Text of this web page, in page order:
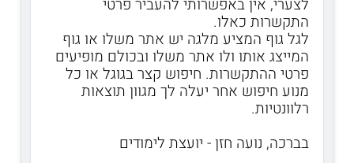
לצערי, אין באפשרותי להעביר פרטי
התקשרות כאלו.
לגל גוף המציע מלגה יש אתר משלו או גוף
המייצג אותו ולו אתר משלו ובכולם מופיעים
פרטי ההתקשרות. חיפוש קצר בגוגל או כל
מנוע חיפוש אחר יעלה לך מגוון תוצאות
רלוונטיות.
בברכה, נועה חזן - יועצת לימודים